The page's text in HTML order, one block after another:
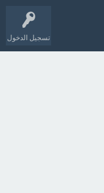
تسجيل الدخول